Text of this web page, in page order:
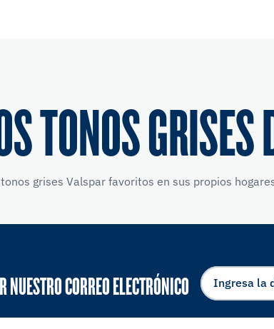
TONOS
grises Valspar favoritos en sus propios
CORREO ELECTRÓNICO